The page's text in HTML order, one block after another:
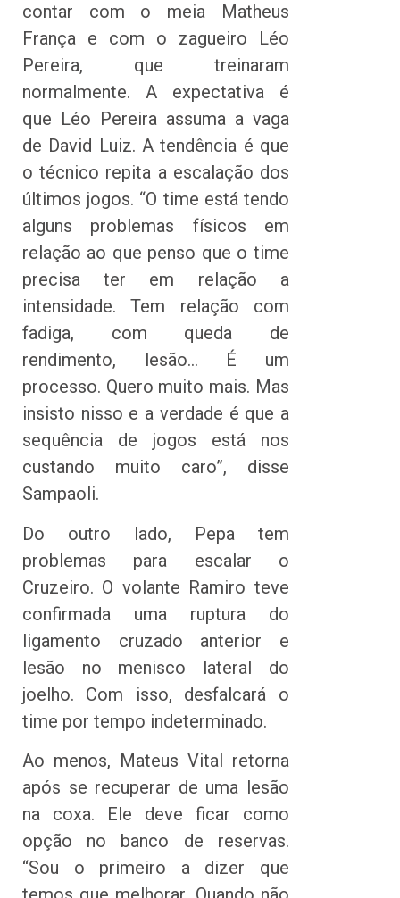
contar com o meia Matheus
França e com o zagueiro Léo
Pereira, que treinaram
normalmente. A expectativa é
que Léo Pereira assuma a vaga
de David Luiz. A tendência é que
o técnico repita a escalação dos
últimos jogos. “O time está tendo
alguns problemas físicos em
relação ao que penso que o time
precisa ter em relação a
intensidade. Tem relação com
fadiga, com queda de
rendimento, lesão… É um
processo. Quero muito mais. Mas
insisto nisso e a verdade é que a
sequência de jogos está nos
custando muito caro”, disse
Sampaoli.
Do outro lado, Pepa tem
problemas para escalar o
Cruzeiro. O volante Ramiro teve
confirmada uma ruptura do
ligamento cruzado anterior e
lesão no menisco lateral do
joelho. Com isso, desfalcará o
time por tempo indeterminado.
Ao menos, Mateus Vital retorna
após se recuperar de uma lesão
na coxa. Ele deve ficar como
opção no banco de reservas.
“Sou o primeiro a dizer que